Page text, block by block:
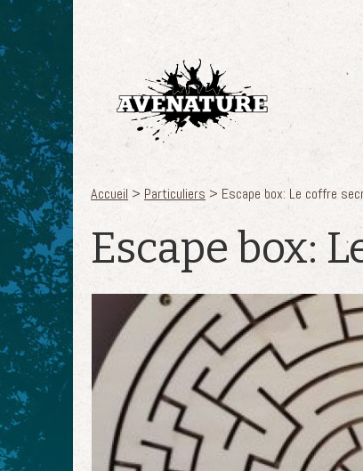
Aller au contenu principal
Vous êtes ici
Accueil > Particuliers > Escape box: Le coffre
Escape box: